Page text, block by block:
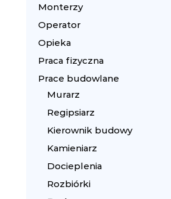
Monterzy
Operator
Opieka
Praca fizyczna
Prace budowlane
Murarz
Regipsiarz
Kierownik budowy
Kamieniarz
Docieplenia
Rozbiórki